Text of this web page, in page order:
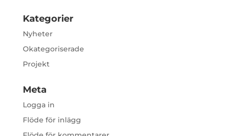
Kategorier
Nyheter
Okategoriserade
Projekt
Meta
Logga in
Flöde för inlägg